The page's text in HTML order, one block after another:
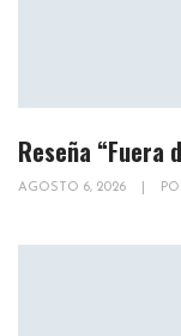
Reseña “Fuera
AGOSTO 6, 2026